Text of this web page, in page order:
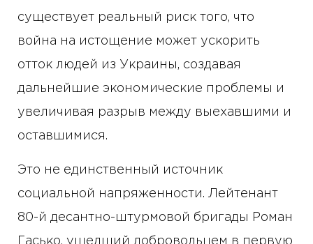
существует реальный риск того, что
война на истощение может ускорить
отток людей из Украины, создавая
дальнейшие экономические проблемы и
увеличивая разрыв между выехавшими и
оставшимися.
Это не единственный источник
социальной напряженности. Лейтенант
80-й десантно-штурмовой бригады Роман
Гасько, ушедший добровольцем в первую